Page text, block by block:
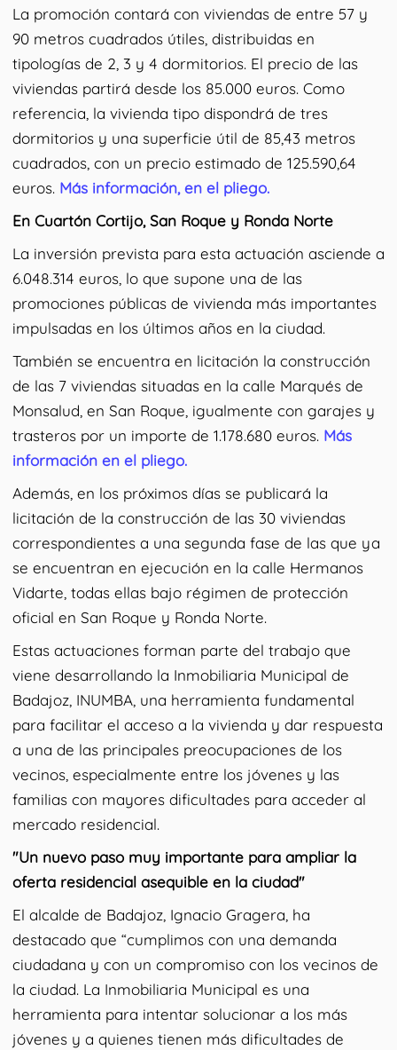
La promoción contará con viviendas de entre 57 y
90 metros cuadrados útiles, distribuidas en
tipologías de 2, 3 y 4 dormitorios. El precio de las
viviendas partirá desde los 85.000 euros. Como
referencia, la vivienda tipo dispondrá de tres
dormitorios y una superficie útil de 85,43 metros
cuadrados, con un precio estimado de 125.590,64
euros. Más información, en el pliego.
En Cuartón Cortijo, San Roque y Ronda Norte
La inversión prevista para esta actuación asciende a
6.048.314 euros, lo que supone una de las
promociones públicas de vivienda más importantes
impulsadas en los últimos años en la ciudad.
También se encuentra en licitación la construcción
de las 7 viviendas situadas en la calle Marqués de
Monsalud, en San Roque, igualmente con garajes y
trasteros por un importe de 1.178.680 euros. Más
información en el pliego.
Además, en los próximos días se publicará la
licitación de la construcción de las 30 viviendas
correspondientes a una segunda fase de las que ya
se encuentran en ejecución en la calle Hermanos
Vidarte, todas ellas bajo régimen de protección
oficial en San Roque y Ronda Norte.
Estas actuaciones forman parte del trabajo que
viene desarrollando la Inmobiliaria Municipal de
Badajoz, INUMBA, una herramienta fundamental
para facilitar el acceso a la vivienda y dar respuesta
a una de las principales preocupaciones de los
vecinos, especialmente entre los jóvenes y las
familias con mayores dificultades para acceder al
mercado residencial.
"Un nuevo paso muy importante para ampliar la
oferta residencial asequible en la ciudad"
El alcalde de Badajoz, Ignacio Gragera, ha
destacado que “cumplimos con una demanda
ciudadana y con un compromiso con los vecinos de
la ciudad. La Inmobiliaria Municipal es una
herramienta para intentar solucionar a los más
jóvenes y a quienes tienen más dificultades de